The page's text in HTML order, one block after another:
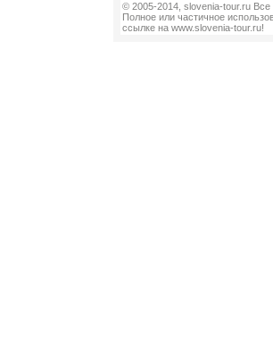
© 2005-2014, slovenia-tour.ru
Полное или частичное
ссылке на www.slovenia-tour.ru!